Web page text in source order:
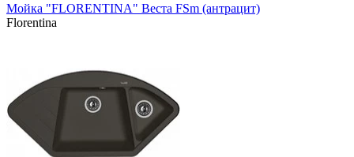
Мойка "FLORENTINA" Веста FSm (антрацит)
Florentina